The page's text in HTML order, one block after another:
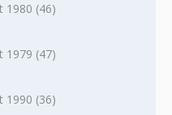
1980 (46)
1979 (47)
1990 (36)